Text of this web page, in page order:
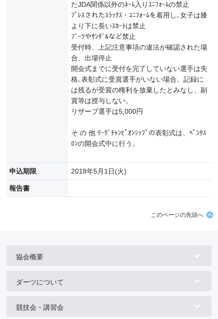
たJDA関係以外のﾈｰﾑ入りﾕﾆﾌｫｰﾑの禁止
ﾌﾟﾚｽされたｽﾗｯｸｽ・ﾕﾆﾌｫｰﾑを着用し､女子は膝
より下に長いｽｶｰﾄは禁止
ﾌﾞｰﾂやｻﾝﾀﾞﾙなど禁止
受付時、上記注意事項の違法が確認された場
合、出場停止
開会式までに受付を完了していない選手は失
格､表彰式に受賞選手がいない場合、記録に
は残るが受賞の権利を放棄したとみなし、副
賞等は授与しない。
リザーブ選手は5,000円
そ の 他 ﾘｰｸﾞﾁｬﾝﾋﾟｵﾝｼｯﾌﾟの表彰式は、ﾍﾟﾝﾀｽ
ﾛﾝの開会式中に行う。
申込期限 2018年5月1日(火)
報告書
このページの先頭へ
協会概要
ダーツについて
競技会・講習会